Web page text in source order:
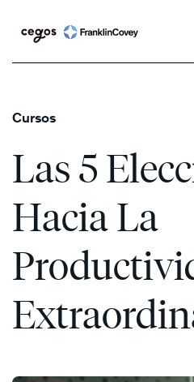
Cursos
Las 5
Hacia La